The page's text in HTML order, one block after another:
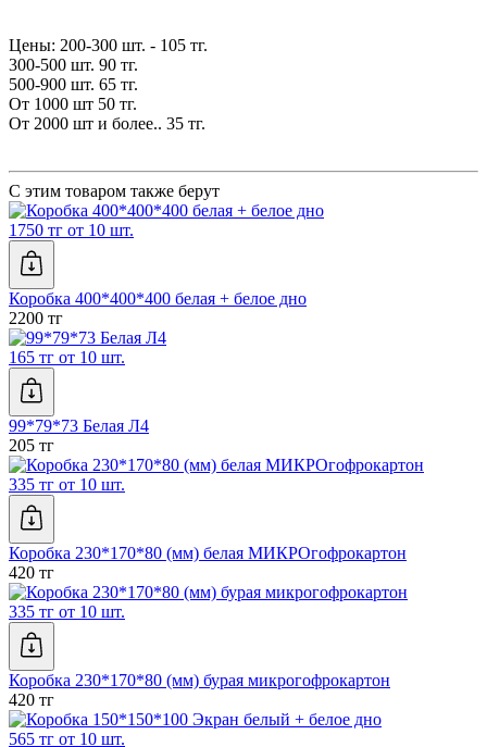
Цены: 200-300 шт. - 105 тг.
300-500 шт. 90 тг.
500-900 шт. 65 тг.
От 1000 шт 50 тг.
От 2000 шт и более.. 35 тг.
С этим товаром также берут
1750 тг от 10 шт.
Коробка 400*400*400 белая + белое дно
2200 тг
165 тг от 10 шт.
99*79*73 Белая Л4
205 тг
335 тг от 10 шт.
Коробка 230*170*80 (мм) белая МИКРОгофрокартон
420 тг
335 тг от 10 шт.
Коробка 230*170*80 (мм) бурая микрогофрокартон
420 тг
565 тг от 10 шт.